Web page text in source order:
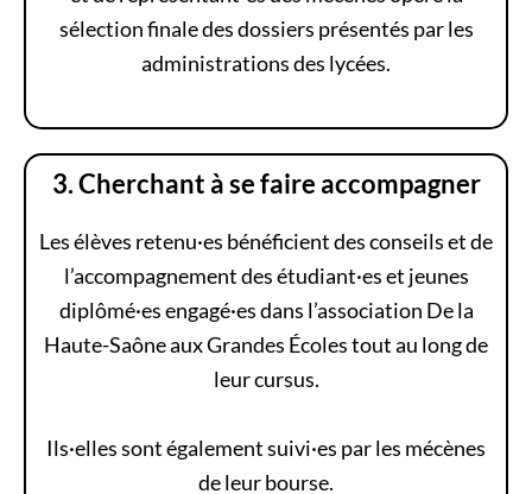
sélection finale des dossiers présentés par les
administrations des lycées.
3. Cherchant à se faire accompagner
Les élèves retenu·es bénéficient des conseils et de
l’accompagnement des étudiant·es et jeunes
diplômé·es engagé·es dans l’association De la
Haute-Saône aux Grandes Écoles tout au long de
leur cursus.
Ils·elles sont également suivi·es par les mécènes
de leur bourse.